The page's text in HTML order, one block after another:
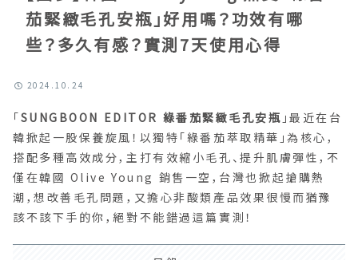
茄緊緻毛孔安瓶」好用嗎？功效有哪
些？多久有感？實測7天使用心得
2024.10.24
「SUNGBOON EDITOR 綠番茄緊緻毛孔安瓶 」最近在台
韓掀起一股保養旋風！以獨特「綠番茄萃取精華」為核心，
搭配多種高效成分，主打有效縮小毛孔、提升肌膚彈性，不
僅在韓國 Olive Young 銷售一空，台灣也掀起搶購熱
潮，想改善毛孔問題，又擔心非酸類產品效果很慢而猶豫
該不該下手的你，絕對不能錯過這篇實測！